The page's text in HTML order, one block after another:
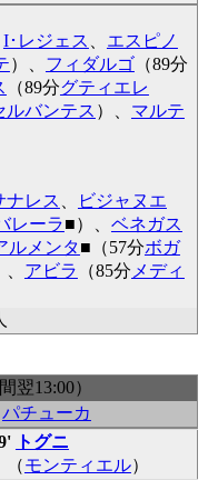
I･レジェス
エスピノ
）、 フィダルゴ（89分
（89分グティエレ
ルバンテス ）、 マルテ
ナレス
ビジャヌエ
レーラ■）、 ベネガス
ルメンタ■ （57分ボガ
アビラ （85分 メディ
翌13:00）
パチューカ
トグニ
（モンティエル）